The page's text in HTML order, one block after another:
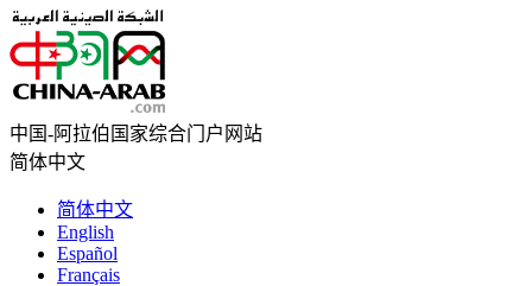
中国-阿拉伯国家综合门户网站
简体中文
简体中文
English
Español
Français